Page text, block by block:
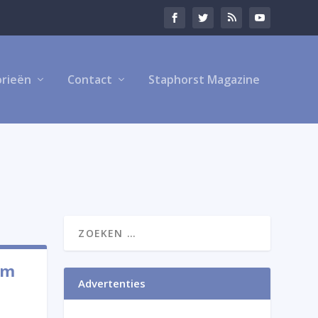
Contact Staphorst Magazine
Advertenties